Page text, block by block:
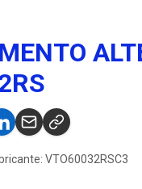
VTO60032RSC3